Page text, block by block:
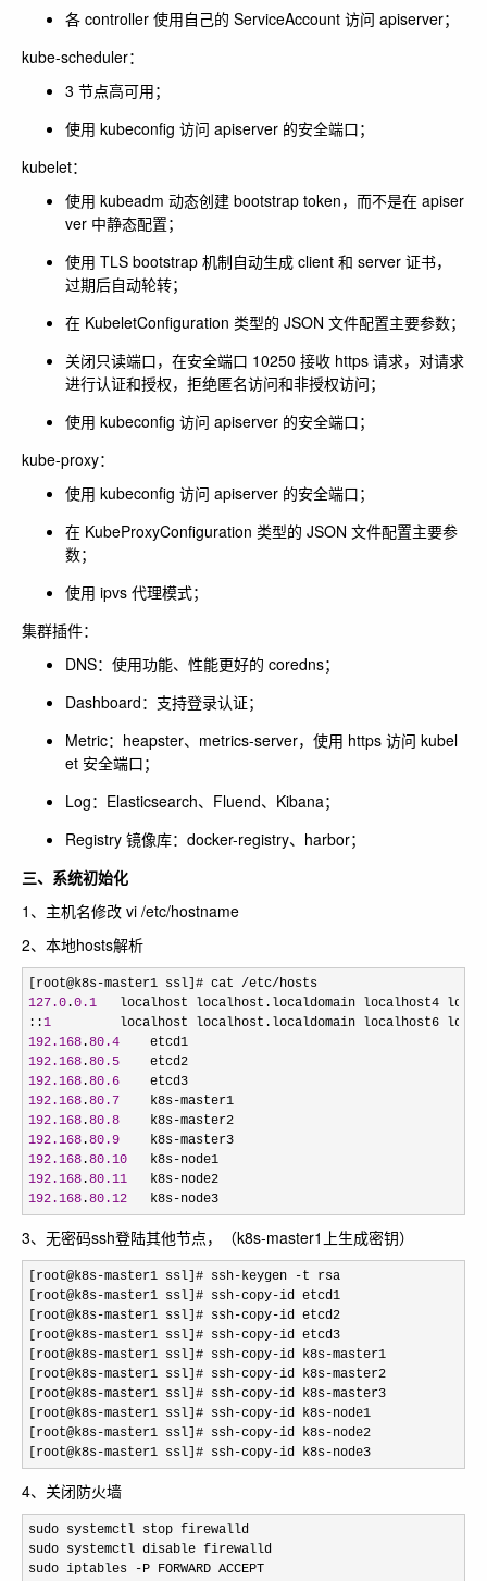
各 controller 使用自己的 ServiceAccount 访问 apiserver；
kube-scheduler：
3 节点高可用；
使用 kubeconfig 访问 apiserver 的安全端口；
kubelet：
使用 kubeadm 动态创建 bootstrap token，而不是在 apiser
ver 中静态配置；
使用 TLS bootstrap 机制自动生成 client 和 server 证书，
过期后自动轮转；
在 KubeletConfiguration 类型的 JSON 文件配置主要参数；
关闭只读端口，在安全端口 10250 接收 https 请求，对请求
进行认证和授权，拒绝匿名访问和非授权访问；
使用 kubeconfig 访问 apiserver 的安全端口；
kube-proxy：
使用 kubeconfig 访问 apiserver 的安全端口；
在 KubeProxyConfiguration 类型的 JSON 文件配置主要参
数；
使用 ipvs 代理模式；
集群插件：
DNS：使用功能、性能更好的 coredns；
Dashboard：支持登录认证；
Metric：heapster、metrics-server，使用 https 访问 kubel
et 安全端口；
Log：Elasticsearch、Fluend、Kibana；
Registry 镜像库：docker-registry、harbor；
三、系统初始化
1、主机名修改 vi /etc/hostname
2、本地hosts解析
[root@k8s-master1 ssl]# cat /etc/
127.0 .0.1
localhost localhost.localdomain localhost4
::1
192.168 .80.4
192.168 .80.5
192.168 .80.6
192.168 .80.7
    k8s-
192.168 .80.8
    k8s-
192.168 .80.9
    k8s-
192.168 .80.10
   k8s-
192.168 .80.11
   k8s-
192.168 .80.12
   k8s-node3
3、无密码ssh登陆其他节点，（k8s-master1上生成密钥）
[root@k8s-master1 ssl]# ssh-keygen -t rsa
[root@k8s-master1 ssl]# ssh-copy-id etcd1
[root@k8s-master1 ssl]# ssh-copy-id etcd2
[root@k8s-master1 ssl]# ssh-copy-id etcd3
[root@k8s-master1 ssl]# ssh-copy-id k8s-master1
[root@k8s-master1 ssl]# ssh-copy-id k8s-master2
[root@k8s-master1 ssl]# ssh-copy-id k8s-master3
[root@k8s-master1 ssl]# ssh-copy-id k8s-node1
[root@k8s-master1 ssl]# ssh-copy-id k8s-node2
[root@k8s-master1 ssl]# ssh-copy-id k8s-node3
4、关闭防火墙
sudo systemctl stop firewalld
sudo systemctl disable firewalld
sudo iptables
-P FORWARD ACCEPT